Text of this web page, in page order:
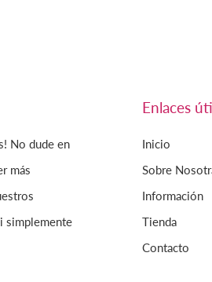
No dude en
más
simplemente
Enlaces
Inicio
Sobre
Información
Tienda
Contacto